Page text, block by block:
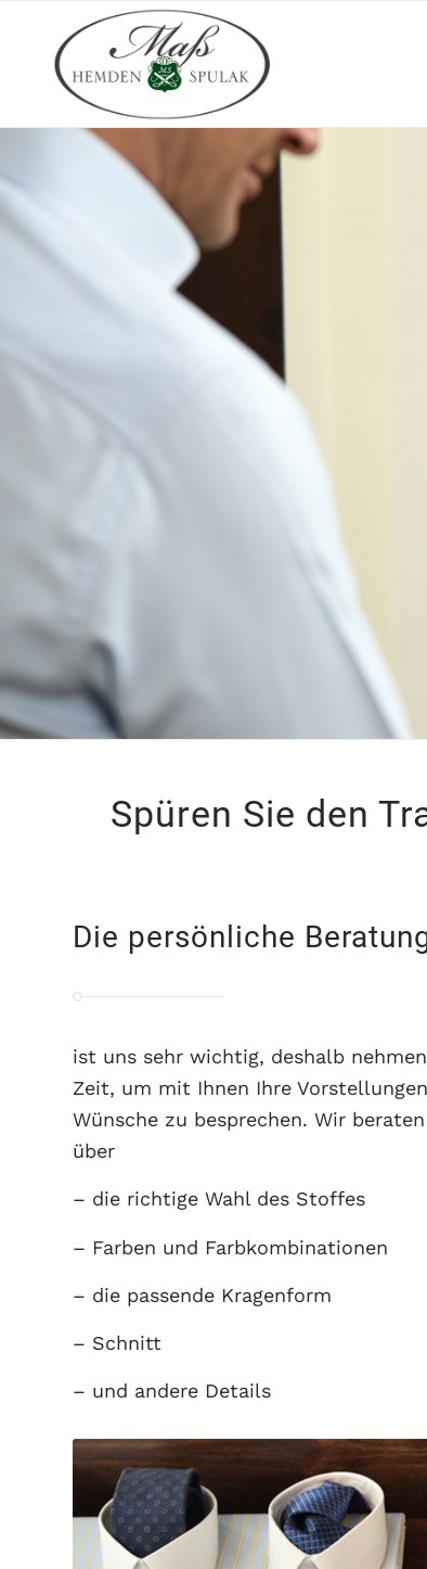
Spüren Sie den
Die persönliche
ist uns sehr wichtig, deshalb
Zeit, um mit Ihnen Ihre
Wünsche zu besprechen. Wir
über
– die richtige Wahl des Stoffes
– Farben und Farbkombinationen
– die passende Kragenform
– Schnitt
– und andere Details